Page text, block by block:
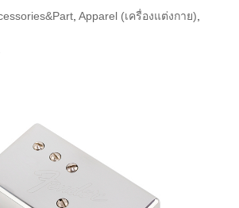
, Apparel (เครื่องแต่งกาย),
Current